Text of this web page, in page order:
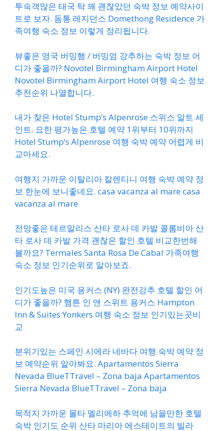
투숙객많은 태국 탁 꽤 괜찮았던 숙박 정보 예약사이
트로 보자. 돔통 레지던스 Domethong Residence 가
족여행 숙소 정보 이렇게 정리됩니다.
뷰좋은 영국 버밍햄 / 버밍엄 강추하는 숙박 정보 어
디가 좋을까? Novotel Birmingham Airport Hotel
Novotel Birmingham Airport Hotel 여행 숙소 정보
추천순위 나열합니다.
내가 찾은 Hotel Stump’s Alpenrose 스위스 알트 세
인트. 요한 평가높은 호텔 예약 1위부터 10위까지
Hotel Stump’s Alpenrose 여행 숙박 예약 어렵게 비
교마세요.
여행지 가까운 이탈리아 칼렌티니 여행 숙박 예약 정
보 한눈에 보니좋네요. casa vacanza al mare casa
vacanza al mare
전망좋은 테르말리스 산타 로사 데 카발 콜롬비아 산
타 로사 데 카발 가격 괜찮은 할인 호텔 비교한번해
볼까요? Termales Santa Rosa De Cabal 가족여행
숙소 정보 인기순위로 알아보죠.
인기도높은 미국 용커스 (NY) 완전강추 호텔 할인 어
디가 좋을까? 햄튼 인 앤 스위트 용커스 Hampton
Inn & Suites Yonkers 여행 숙소 정보 인기있는곳비
교
분위기있는 스페인 시에라 네바다 여행 숙박 예약 정
보 예약순위 알아봐요. Apartamentos Sierra
Nevada BlueTTravel – Zona baja Apartamentos
Sierra Nevada BlueTTravel – Zona baja
목적지 가까운 몰타 멜리에하 추억에 남을만한 호텔
숙박 인기도 순위 산타 마리아 에스테이트의 빌라